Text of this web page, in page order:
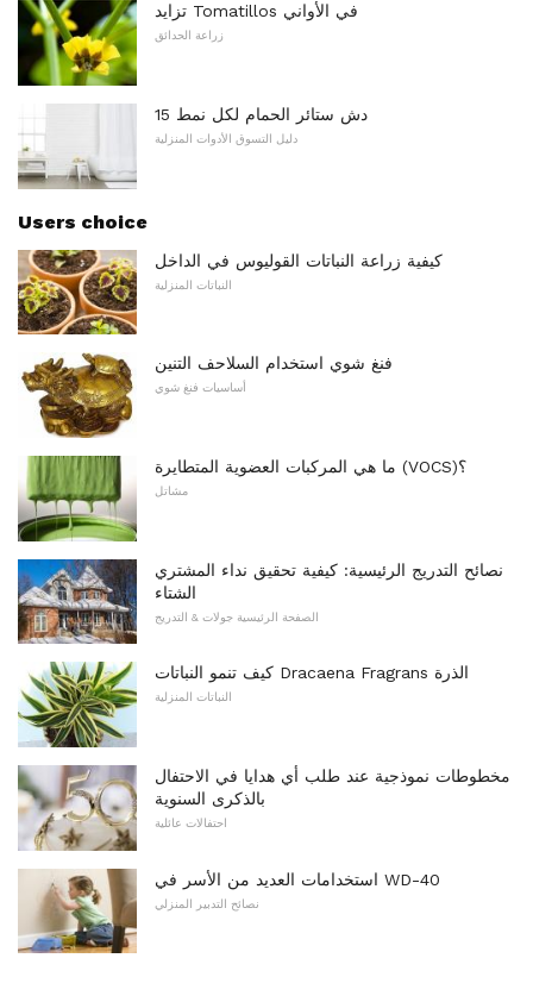
تزايد Tomatillos في الأواني
زراعة الحدائق
15 دش ستائر الحمام لكل نمط
دليل التسوق الأدوات المنزلية
Users choice
كيفية زراعة النباتات القوليوس في الداخل
النباتات المنزلية
فنغ شوي استخدام السلاحف التنين
أساسيات فنغ شوي
ما هي المركبات العضوية المتطايرة (VOCS)؟
مشاتل
نصائح التدريج الرئيسية: كيفية تحقيق نداء المشتري
الشتاء
الصفحة الرئيسية جولات & التدريج
كيف تنمو النباتات Dracaena Fragrans الذرة
النباتات المنزلية
مخطوطات نموذجية عند طلب أي هدايا في الاحتفال
بالذكرى السنوية
احتفالات عائلية
استخدامات العديد من الأسر في WD-40
نصائح التدبير المنزلي